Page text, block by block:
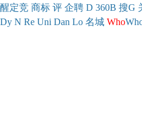
醒定竞 商标 评 企聘 D 360B 搜G
Dy N Re Uni Dan Lo 名城 Who